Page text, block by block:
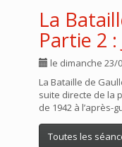
La
Partie 2 :
le dimanche 23/
La Bataille de
suite directe de la
de 1942 à l’après-
Toutes les